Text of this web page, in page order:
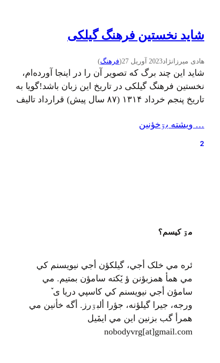
شاید نخستین فرهنگ گیلکی
هادی میرزانژاد2023 آوریل 27 (فرهنگ)
شاید این چند برگ که تصویر آن را در اینجا آورده‌ام،
نخستین فرهنگ گیلکی در تاریخ این زبان باشد!گویا به
تاریخ پنجم خرداد ۱۳۱۴ (۸۷ سال پیش) قرارداد تالیف
میرزامحمدعلی خان راد بازقلعه‌ای (محمدعلی
افراشته) تدوین می‌شود، که طی آن افراشته متعهد
… ويشته بۊخؤنين
2
مۊ کيسم؟
ئره مي خلک أجي، گيلکؤن أجي نيويسنم کي
مي همأ همزبؤنن ؤ يٚکته سامؤن بمتيم. مي
سامؤن أجي نيويسنم کي کاسپي دريا ی ٚ
ورجه، جيرا گيلؤنه، جؤرا ألبۊرز. أگه خأنين مي
همرأ گب بزنين اين مي ايمٚیل‌ ‌
nobodyvrg[at]gmail.com